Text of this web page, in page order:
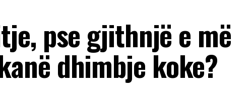
pse gjithnjë e më
dhimbje koke?